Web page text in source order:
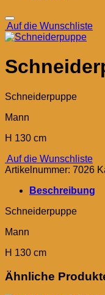
Auf die Wunschliste
Schneiderpuppe
Mann
H 130 cm
Auf die Wunschliste
Artikelnummer: 7026
Beschreibung
Schneiderpuppe
Mann
H 130 cm
Ähnliche